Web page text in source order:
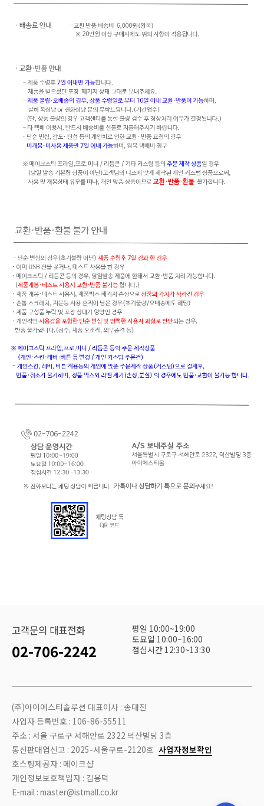
고객문의 대표전화
02-706-2242
평일 10:00~19:00
토요일 10:00~16:00
점심시간 12:30~13:30
(주)아이에스티솔루션 대표이사 : 송대진
사업자 등록번호 : 106-86-55511
주소 : 서울 구로구 서해안로 2322 덕산빌딩 3층
통신판매업신고 : 2025-서울구로-2120호 사업자정보확인
호스팅제공자 : 메이크샵
개인정보보호책임자 : 김용덕
E-mail : master@istmall.co.kr